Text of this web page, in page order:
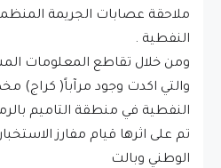
ملاحقة عصابات الجريمة
النفطية .
ومن خلال تقاطع المعلومات
والتي اكدت وجود مرآباً( كراج)
النفطية في منطقة التاميم
تم على اثرها قيام مفارز
الوطني وبالت